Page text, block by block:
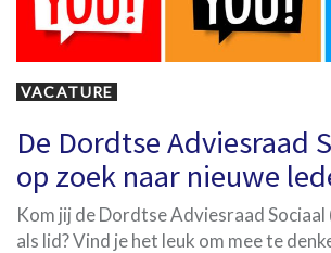
VACATURE
De Dordtse Adviesraad
op zoek naar nieuwe
Kom jij de Dordtse Adviesraad
als lid? Vind je het leuk om mee te